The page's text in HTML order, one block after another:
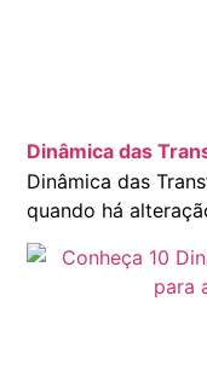
Dinâmica das
Dinâmica das
quando há